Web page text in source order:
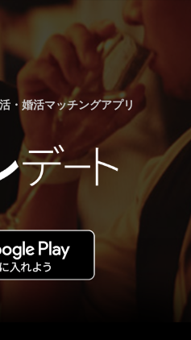
・婚活マッチングアプリ